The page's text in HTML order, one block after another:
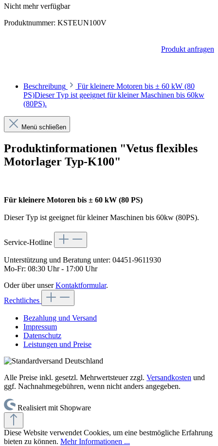
Nicht mehr verfügbar
Produktnummer: KSTEUN100V
Produkt anfragen
Beschreibung
Für kleinere Motoren bis ± 60 kW (80
PS)Dieser Typ ist geeignet für kleiner Maschinen bis 60kw
(80PS).
Menü schließen
Produktinformationen "Vetus flexibles
Motorlager Typ-K100"
Für kleinere Motoren bis ± 60 kW (80 PS)
Dieser Typ ist geeignet für kleiner Maschinen bis 60kw (80PS).
Service-Hotline
Unterstützung und Beratung unter: 04451-9611930
Mo-Fr: 08:30 Uhr - 17:00 Uhr
Oder über unserKontaktformular.
Rechtliches
Bezahlung und Versand
Impressum
Datenschutz
Leistungen und Preise
Alle Preise inkl. gesetzl. Mehrwertsteuer zzgl. Versandkosten und
ggf. Nachnahmegebühren, wenn nicht anders angegeben.
Realisiert mit Shopware
Diese Website verwendet Cookies, um eine bestmögliche Erfahrung
bieten zu können. Mehr Informationen ...